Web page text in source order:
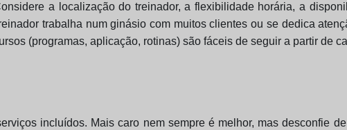
a localização do treinador, a flexibilidade horária, a
trabalha num ginásio com muitos clientes ou se dedica
(programas, aplicação, rotinas) são fáceis de seguir a partir de
incluídos. Mais caro nem sempre é melhor, mas desconfie